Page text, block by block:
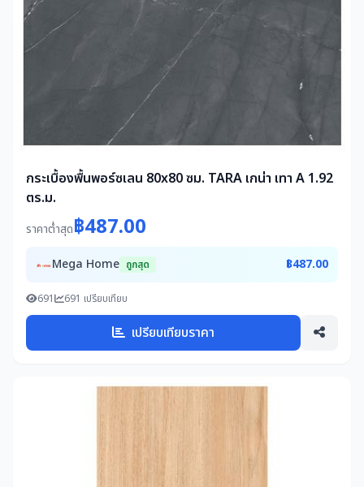
กระเบื้องพื้นพอร์ซเลน 80x80 ซม. TARA เกน่า เทา A 1.92
ตร.ม.
ราคาต่ำสุด฿487.00
Mega Home ถูกสุด ฿487.00
691 691 เปรียบเทียบ
เปรียบเทียบราคา